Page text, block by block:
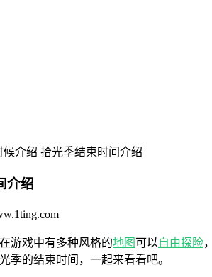
介绍 拾光季结束时间介绍
介绍
游戏中有多种风格的地图可以自由探险
季的结束时间，一起来看看吧。